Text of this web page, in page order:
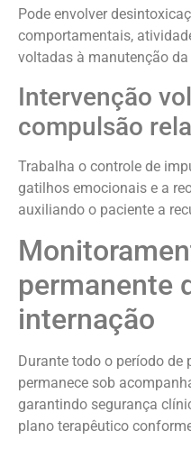
Pode envolver
comportamentais,
voltadas à manutenção
Intervenção
compulsão
Trabalha o controle de
gatilhos emocionais e a
auxiliando o paciente a
permanente
internação
Durante todo o período de
permanece sob
garantindo segurança
plano terapêutico